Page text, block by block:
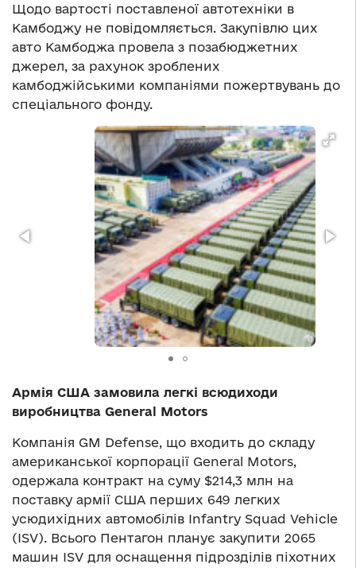
Щодо вартості поставленої автотехніки в
Камбоджу не повідомляється. Закупівлю цих
авто Камбоджа провела з позабюджетних
джерел, за рахунок зроблених
камбоджійськими компаніями пожертвувань до
спеціального фонду.
Армія США замовила легкі всюдиходи
виробництва General Motors
Компанія GM Defense, що входить до складу
американської корпорації General Motors,
одержала контракт на суму $214,3 млн на
поставку армії США перших 649 легких
усюдихідних автомобілів Infantry Squad Vehicle
(ISV). Всього Пентагон планує закупити 2065
машин ISV для оснащення підрозділів піхотних